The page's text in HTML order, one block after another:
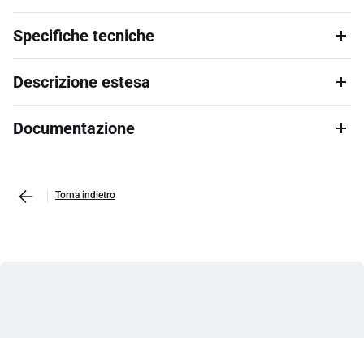
Specifiche tecniche
Descrizione estesa
Documentazione
Torna indietro